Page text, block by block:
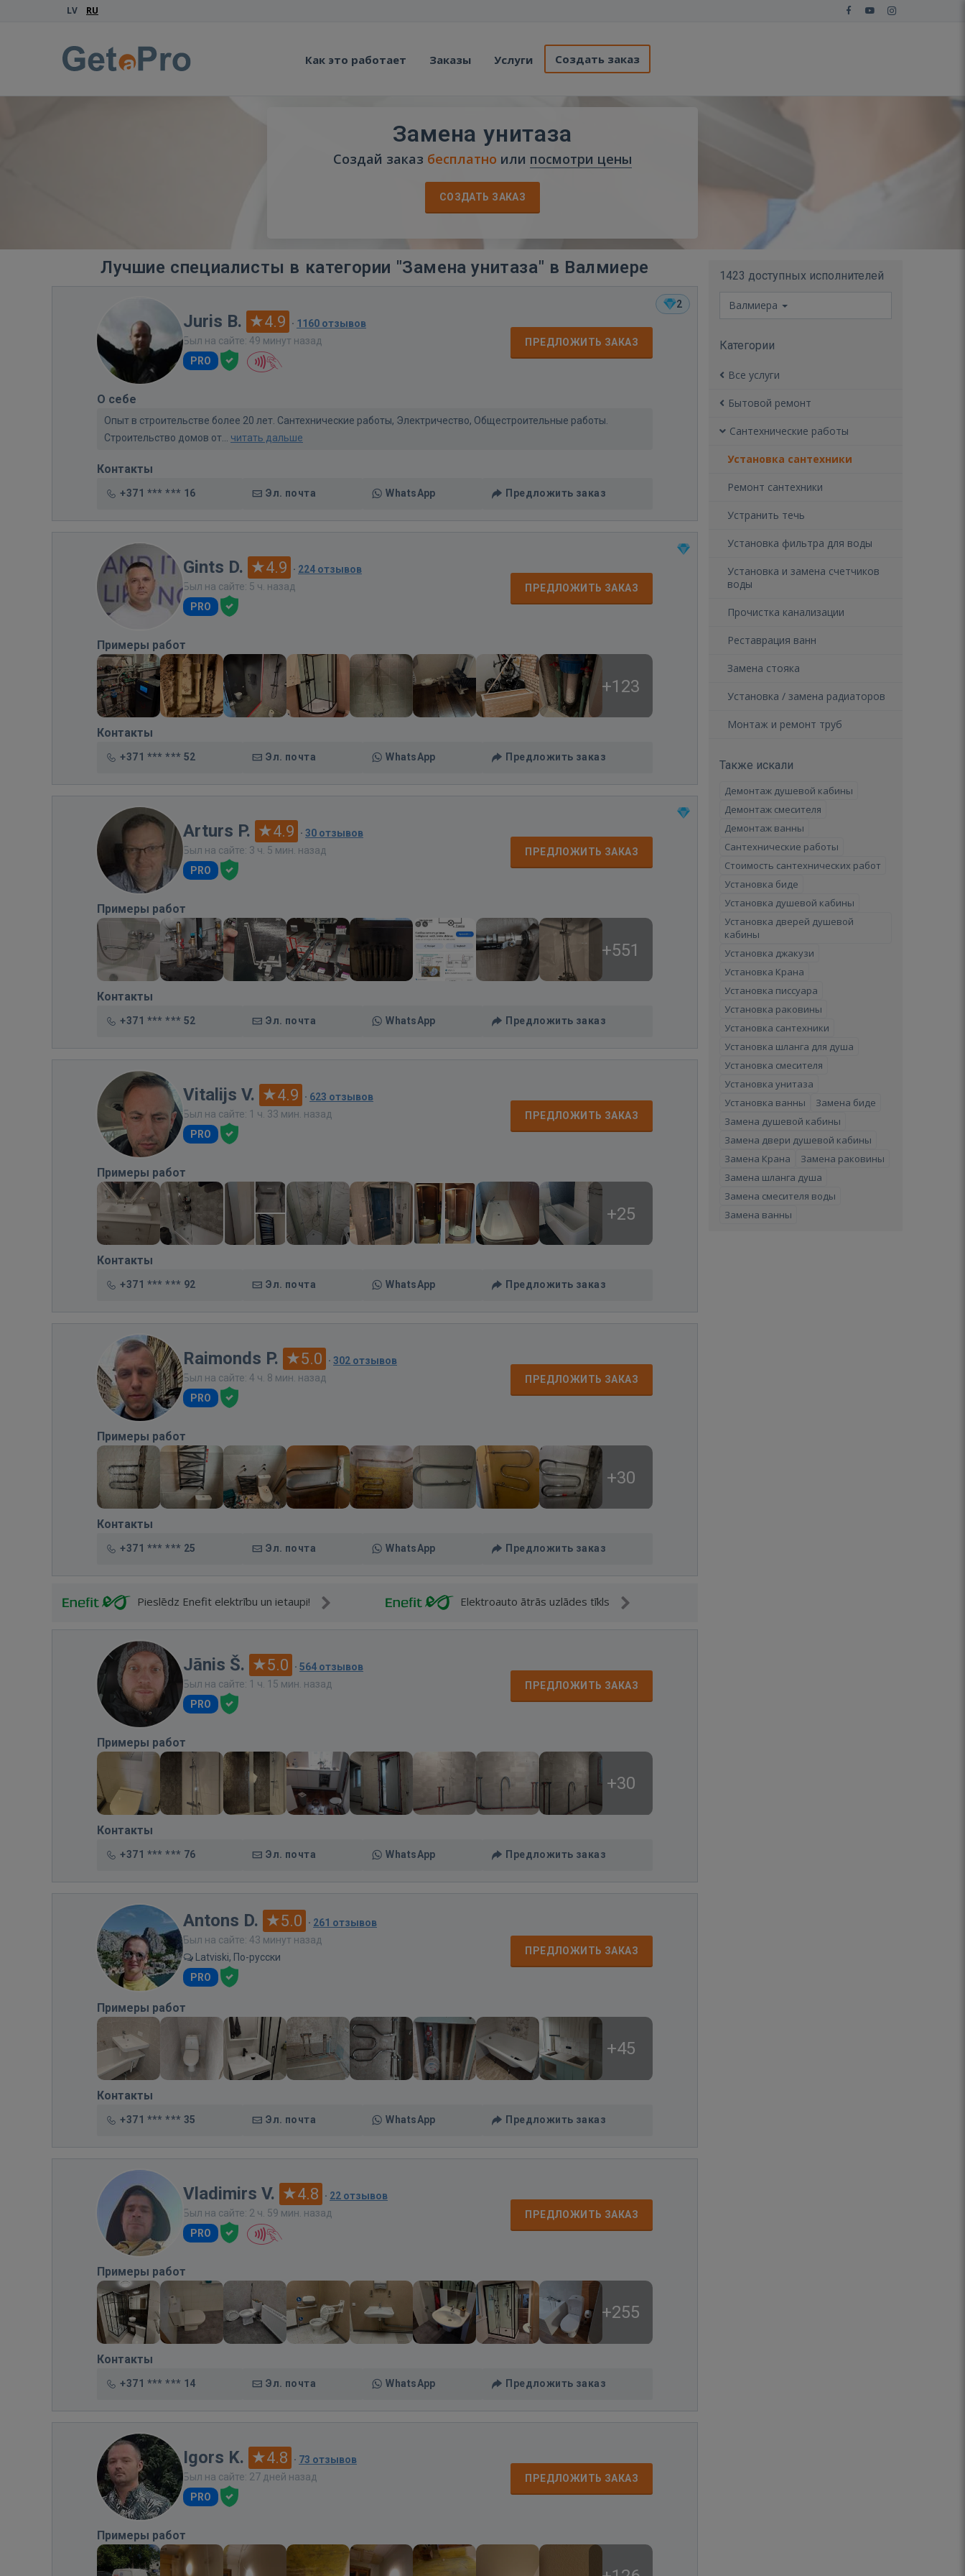
LV RU
Как это работает Заказы Услуги Создать заказ
Замена унитаза
Создай заказ бесплатно или посмотри цены
СОЗДАТЬ ЗАКАЗ
Лучшие специалисты в категории "Замена унитаза" в Валмиере
2
Juris B. 4.9 · 1160 отзывов
Был на сайте: 49 минут назад
PRO
ПРЕДЛОЖИТЬ ЗАКАЗ
О себе
Опыт в строительстве более 20 лет. Сантехнические работы, Электричество, Общестроительные работы.
Строительство домов от... читать дальше
Контакты
+371 *** *** 16 Эл. почта WhatsApp Предложить заказ
Gints D. 4.9 · 224 отзывов
Был на сайте: 5 ч. назад
PRO
ПРЕДЛОЖИТЬ ЗАКАЗ
Примеры работ
+123
Контакты
+371 *** *** 52 Эл. почта WhatsApp Предложить заказ
Arturs P. 4.9 · 30 отзывов
Был на сайте: 3 ч. 5 мин. назад
PRO
ПРЕДЛОЖИТЬ ЗАКАЗ
Примеры работ
+551
Контакты
+371 *** *** 52 Эл. почта WhatsApp Предложить заказ
Vitalijs V. 4.9 · 623 отзывов
Был на сайте: 1 ч. 33 мин. назад
PRO
ПРЕДЛОЖИТЬ ЗАКАЗ
Примеры работ
+25
Контакты
+371 *** *** 92 Эл. почта WhatsApp Предложить заказ
Raimonds P. 5.0 · 302 отзывов
Был на сайте: 4 ч. 8 мин. назад
PRO
ПРЕДЛОЖИТЬ ЗАКАЗ
Примеры работ
+30
Контакты
+371 *** *** 25 Эл. почта WhatsApp Предложить заказ
Pieslēdz Enefit elektrību un ietaupi! Elektroauto ātrās uzlādes tīkls
Jānis Š. 5.0 · 564 отзывов
Был на сайте: 1 ч. 15 мин. назад
PRO
ПРЕДЛОЖИТЬ ЗАКАЗ
Примеры работ
+30
Контакты
+371 *** *** 76 Эл. почта WhatsApp Предложить заказ
Antons D. 5.0 · 261 отзывов
Был на сайте: 43 минут назад
Latviski, По-русски
PRO
ПРЕДЛОЖИТЬ ЗАКАЗ
Примеры работ
+45
Контакты
+371 *** *** 35 Эл. почта WhatsApp Предложить заказ
Vladimirs V. 4.8 · 22 отзывов
Был на сайте: 2 ч. 59 мин. назад
PRO
ПРЕДЛОЖИТЬ ЗАКАЗ
Примеры работ
+255
Контакты
+371 *** *** 14 Эл. почта WhatsApp Предложить заказ
Igors K. 4.8 · 73 отзывов
Был на сайте: 27 дней назад
PRO
ПРЕДЛОЖИТЬ ЗАКАЗ
Примеры работ
1423 доступных исполнителей
Валмиера
Категории
Все услуги
Бытовой ремонт
Сантехнические работы
Установка сантехники
Ремонт сантехники
Устранить течь
Установка фильтра для воды
Установка и замена счетчиков
воды
Прочистка канализации
Реставрация ванн
Замена стояка
Установка / замена радиаторов
Монтаж и ремонт труб
Также искали
Демонтаж душевой кабины
Демонтаж смесителя
Демонтаж ванны
Сантехнические работы
Стоимость сантехнических работ
Установка биде
Установка душевой кабины
Установка дверей душевой
кабины
Установка джакузи
Установка Крана
Установка писсуара
Установка раковины
Установка сантехники
Установка шланга для душа
Установка смесителя
Установка унитаза
Установка ванны
Замена биде
Замена душевой кабины
Замена двери душевой кабины
Замена Крана
Замена раковины
Замена шланга душа
Замена смесителя воды
Замена ванны